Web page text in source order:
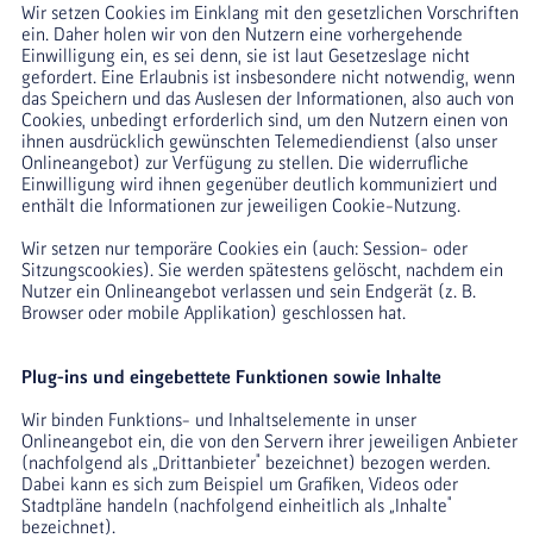
Wir setzen Cookies im Einklang mit den gesetzlichen Vorschriften
ein. Daher holen wir von den Nutzern eine vorhergehende
Einwilligung ein, es sei denn, sie ist laut Gesetzeslage nicht
gefordert. Eine Erlaubnis ist insbesondere nicht notwendig, wenn
das Speichern und das Auslesen der Informationen, also auch von
Cookies, unbedingt erforderlich sind, um den Nutzern einen von
ihnen ausdrücklich gewünschten Telemediendienst (also unser
Onlineangebot) zur Verfügung zu stellen. Die widerrufliche
Einwilligung wird ihnen gegenüber deutlich kommuniziert und
enthält die Informationen zur jeweiligen Cookie-Nutzung.
Wir setzen nur temporäre Cookies ein (auch: Session- oder
Sitzungscookies). Sie werden spätestens gelöscht, nachdem ein
Nutzer ein Onlineangebot verlassen und sein Endgerät (z. B.
Browser oder mobile Applikation) geschlossen hat.
Plug-ins und eingebettete Funktionen sowie Inhalte
Wir binden Funktions- und Inhaltselemente in unser
Onlineangebot ein, die von den Servern ihrer jeweiligen Anbieter
(nachfolgend als „Drittanbieter" bezeichnet) bezogen werden.
Dabei kann es sich zum Beispiel um Grafiken, Videos oder
Stadtpläne handeln (nachfolgend einheitlich als „Inhalte"
bezeichnet).